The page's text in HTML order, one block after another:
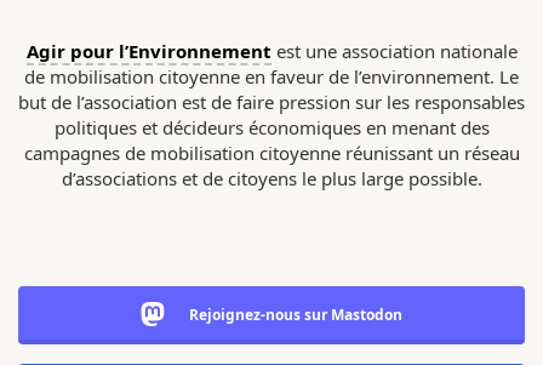
Agir pour l’Environnement est une association nationale
de mobilisation citoyenne en faveur de l’environnement. Le
but de l’association est de faire pression sur les responsables
politiques et décideurs économiques en menant des
campagnes de mobilisation citoyenne réunissant un réseau
d’associations et de citoyens le plus large possible.
Rejoignez-nous sur Mastodon